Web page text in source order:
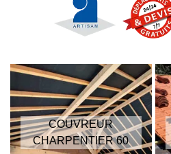
COUVREUR
CHARPENTIER 60